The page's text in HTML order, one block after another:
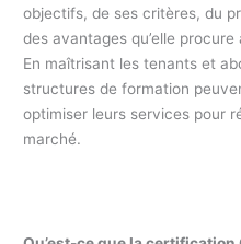
objectifs, de ses critères, du
des avantages qu’elle
En maîtrisant les tenants et
structures de formation
optimiser leurs services pour
marché.